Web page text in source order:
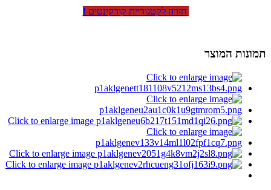
חזרה לקטגוריית קורקינטים !
תמונות המוצר